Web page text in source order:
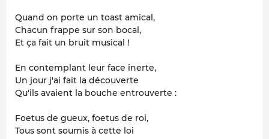
Quand on porte un toast amical,
Chacun frappe sur son bocal,
Et ça fait un bruit musical !
En contemplant leur face inerte,
Un jour j'ai fait la découverte
Qu'ils avaient la bouche entrouverte :
Foetus de gueux, foetus de roi,
Tous sont soumis à cette loi